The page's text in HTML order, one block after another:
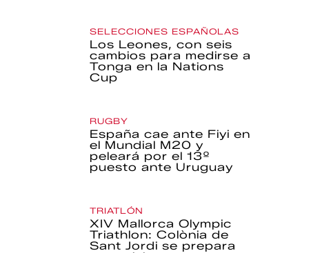
SELECCIONES ESPAÑOLAS
Los Leones, con seis
cambios para medirse a
Tonga en la Nations
Cup
RUGBY
España cae ante Fiyi en
el Mundial M20 y
peleará por el 13º
puesto ante Uruguay
TRIATLÓN
XIV Mallorca Olympic
Triathlon: Colònia de
Sant Jordi se prepara